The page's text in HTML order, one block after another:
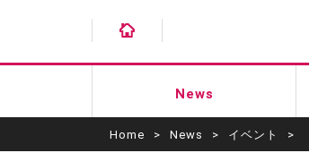
News
Home > News > イベント >